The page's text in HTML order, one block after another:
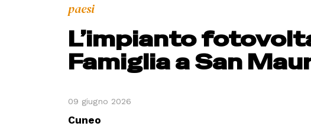
paesi
L’impianto
Famiglia a San
09 giugno 2026
Cuneo